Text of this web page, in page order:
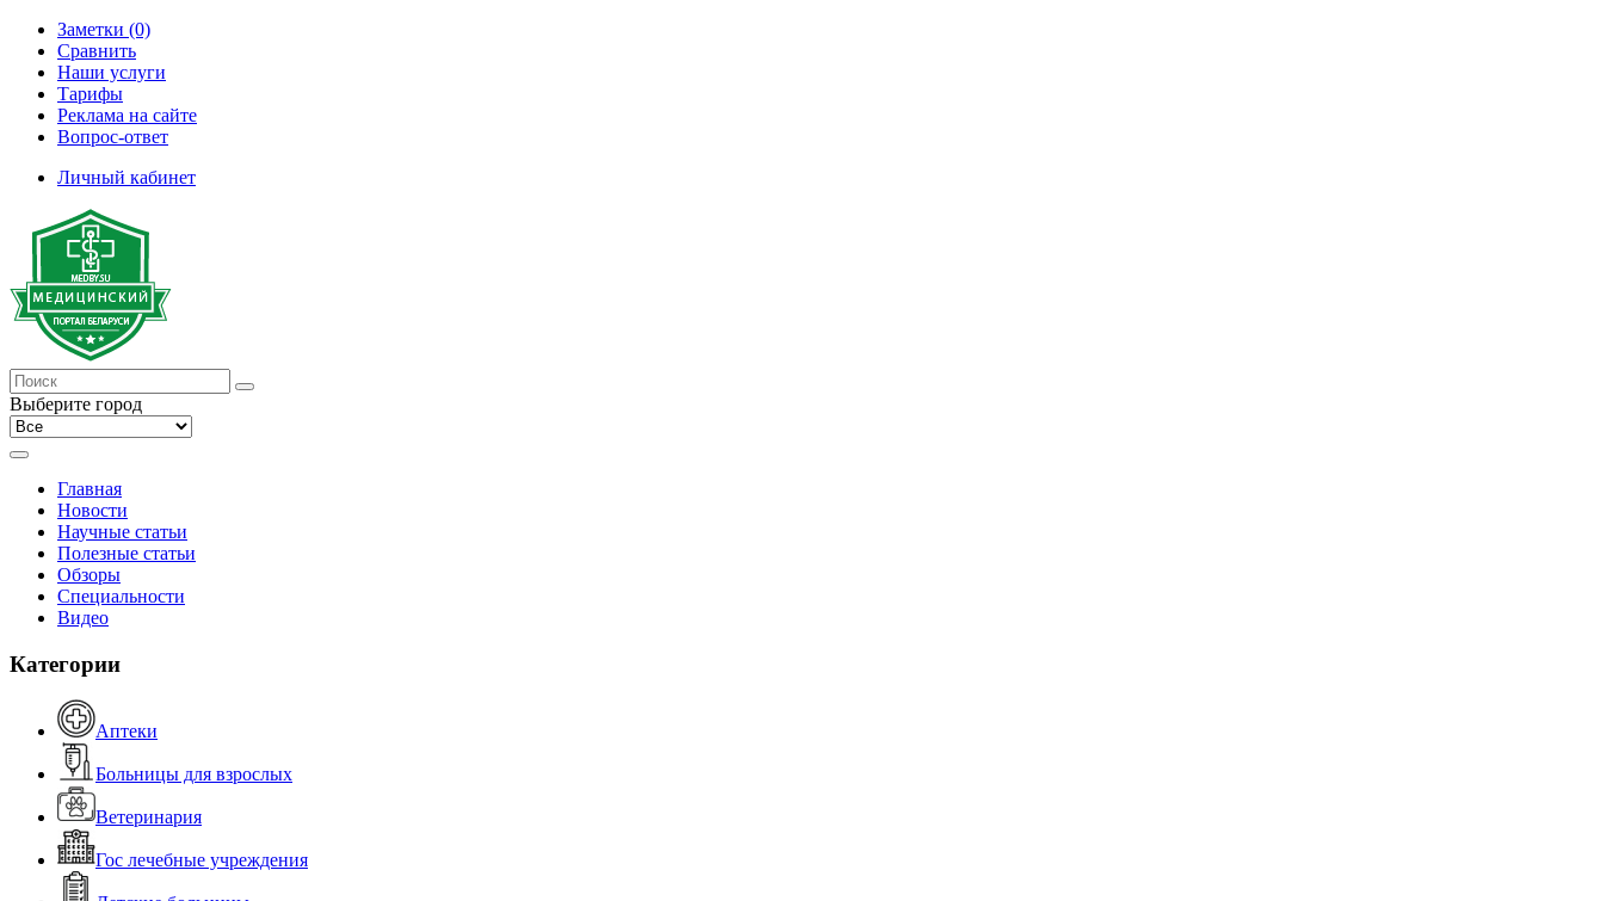
Заметки (0)
Сравнить
Наши услуги
Тарифы
Реклама на сайте
Вопрос-ответ
Личный кабинет
Выберите город
Главная
Новости
Научные статьи
Полезные статьи
Обзоры
Специальности
Видео
Категории
Аптеки
Больницы для взрослых
Ветеринария
Гос лечебные учреждения